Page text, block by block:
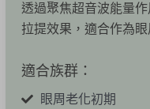
透過聚焦超音波能量
拉提效果，適合作為
適合族群：
眼周老化初期